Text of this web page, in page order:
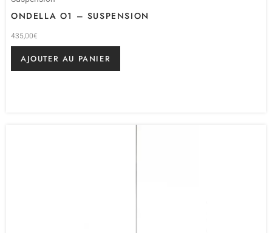
ONDELLA O1 – SUSPENSION
435,00€
AJOUTER AU PANIER